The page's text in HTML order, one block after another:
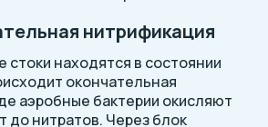
нитрификация
стоки находятся в состоянии
окончательная
аэробные бактерии окисляют
до нитратов. Через блок